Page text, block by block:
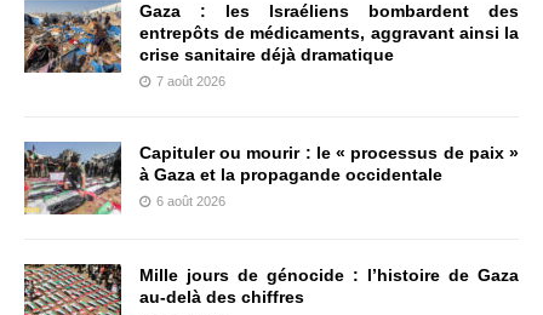
Gaza : les Israéliens bombardent des
entrepôts de médicaments, aggravant ainsi la
crise sanitaire déjà dramatique
7 août 2026
Capituler ou mourir : le « processus de paix »
à Gaza et la propagande occidentale
6 août 2026
Mille jours de génocide : l’histoire de Gaza
au-delà des chiffres